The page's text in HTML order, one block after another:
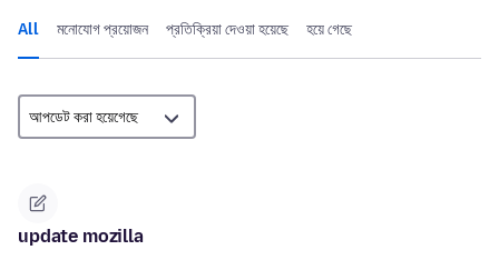
All মনোযোগ প্রয়োজন প্রতিক্রিয়া দেওয়া হয়েছে হয়ে গেছে
update mozilla